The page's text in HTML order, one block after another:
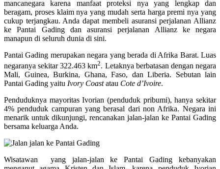
mancanegara karena manfaat proteksi nya yang lengkap dan
beragam, proses klaim nya yang mudah serta harga premi nya yang
cukup terjangkau. Anda dapat membeli asuransi perjalanan Allianz
ke Pantai Gading dan asuransi perjalanan Allianz ke negara
manapun di seluruh dunia di sini.
Pantai Gading merupakan negara yang berada di Afrika Barat. Luas
negaranya sekitar 322.463 km2. Letaknya berbatasan dengan negara
Mali, Guinea, Burkina, Ghana, Faso, dan Liberia. Sebutan lain
Pantai Gading yaitu Ivory Coastatau Cote d’Ivoire.
Penduduknya mayoritas Ivorian (penduduk pribumi), hanya sekitar
4% penduduk campuran yang berasal dari non Afrika. Negara ini
menarik untuk dikunjungi, rencanakan jalan-jalan ke Pantai Gading
bersama keluarga Anda.
Wisatawan yang jalan-jalan ke Pantai Gading kebanyakan